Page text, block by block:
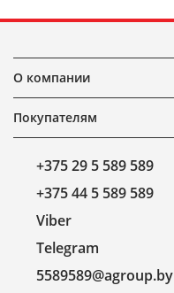
О компании
Покупателям
+375 29 5 589 589
+375 44 5 589 589
Viber
Telegram
5589589@agroup.by